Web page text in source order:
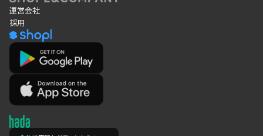
運営会社
採用